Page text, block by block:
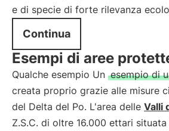
e di specie di forte rilevanza
Continua
Esempi di aree
Qualche esempio Un esempio di
creata proprio grazie alle misure
del Delta del Po. L'area delle Valli
Z.S.C. di oltre 16.000 ettari